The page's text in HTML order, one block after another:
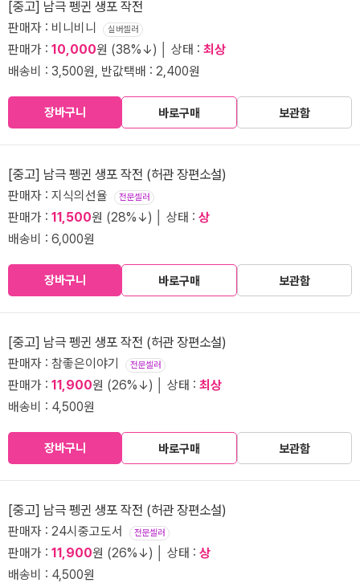
[중고] 남극 펭귄 생포 작전
판매자 : 비니비니 실버셀러
판매가 : 10,000원 (38%↓) │ 상태 : 최상
배송비 : 3,500원, 반값택배 : 2,400원
장바구니 바로구매 보관함
[중고] 남극 펭귄 생포 작전 (허관 장편소설)
판매자 : 지식의선율 전문셀러
판매가 : 11,500원 (28%↓) │ 상태 : 상
배송비 : 6,000원
장바구니 바로구매 보관함
[중고] 남극 펭귄 생포 작전 (허관 장편소설)
판매자 : 참좋은이야기 전문셀러
판매가 : 11,900원 (26%↓) │ 상태 : 최상
배송비 : 4,500원
장바구니 바로구매 보관함
[중고] 남극 펭귄 생포 작전 (허관 장편소설)
판매자 : 24시중고도서 전문셀러
판매가 : 11,900원 (26%↓) │ 상태 : 상
배송비 : 4,500원